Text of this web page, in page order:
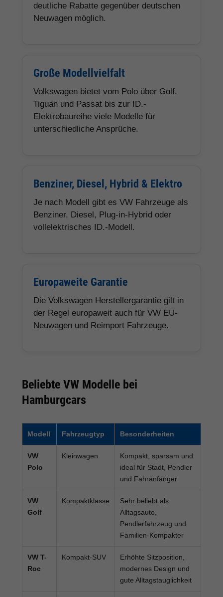
deutliche Rabatte gegenüber deutschen
Neuwagen möglich.
Große Modellvielfalt
Volkswagen bietet vom Polo über Golf,
Tiguan und Passat bis zur ID.-
Elektrobaureihe viele Modelle für
unterschiedliche Ansprüche.
Benziner, Diesel, Hybrid & Elektro
Je nach Modell gibt es VW Fahrzeuge als
Benziner, Diesel, Plug-in-Hybrid oder
vollelektrisches ID.-Modell.
Europaweite Garantie
Die Volkswagen Herstellergarantie gilt in
der Regel europaweit auch für VW EU-
Neuwagen und Reimport Fahrzeuge.
Beliebte VW Modelle bei
Hamburgcars
Modell Fahrzeugtyp Besonderheiten
VW
Polo
Kleinwagen
Kompakt, sparsam und
ideal für Stadt, Pendler
und Fahranfänger
VW
Golf
Kompaktklasse
Sehr beliebt als
Alltagsauto,
Pendlerfahrzeug und
Familien-Kompakter
VW T-
Roc
Kompakt-SUV
Erhöhte Sitzposition,
modernes Design und
gute Alltagstauglichkeit